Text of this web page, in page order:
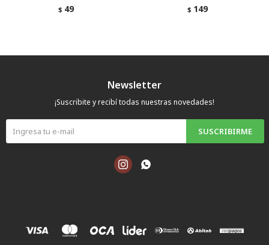
$ 49 $ 149
Newsletter
¡Suscribite y recibí todas nuestras novedades!
SUSCRIBIRME
 